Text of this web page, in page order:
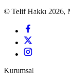
© Telif Hakkı 2026,
Kurumsal